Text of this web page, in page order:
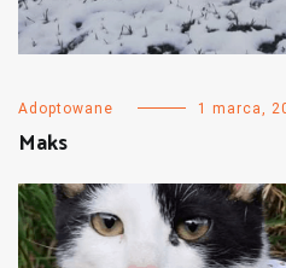
Adoptowane 1 marca,
Maks